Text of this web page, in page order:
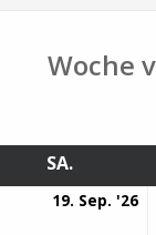
Woche
SA.SAMSTAG
19. Sep. '26